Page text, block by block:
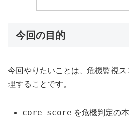
今回の目的
今回やりたいことは、危機監視
理することです。
core_score を危機判定の